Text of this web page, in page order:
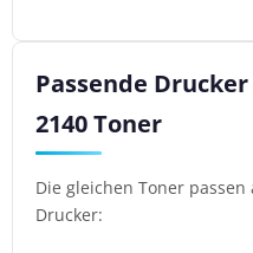
Passende
2140 Toner
Die gleichen Toner
Drucker: